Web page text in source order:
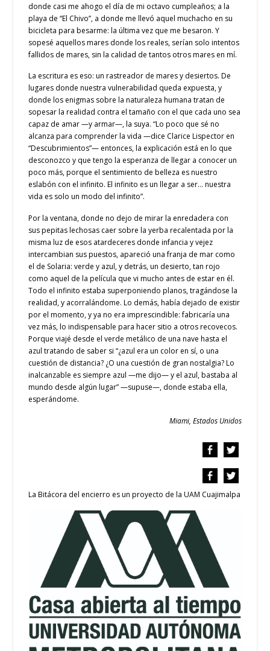
donde casi me ahogo el día de mi octavo cumpleaños; a la
playa de “El Chivo”, a donde me llevó aquel muchacho en su
bicicleta para besarme: la última vez que me besaron. Y
sopesé aquellos mares donde los reales, serían solo intentos
fallidos de mares, sin la calidad de tantos otros mares en mí.
La escritura es eso: un rastreador de mares y desiertos. De
lugares donde nuestra vulnerabilidad queda expuesta, y
donde los enigmas sobre la naturaleza humana tratan de
sopesar la realidad contra el tamaño con el que cada uno sea
capaz de amar —y armar—, la suya. “Lo poco que sé no
alcanza para comprender la vida —dice Clarice Lispector en
“Descubrimientos”— entonces, la explicación está en lo que
desconozco y que tengo la esperanza de llegar a conocer un
poco más, porque el sentimiento de belleza es nuestro
eslabón con el infinito. El infinito es un llegar a ser… nuestra
vida es solo un modo del infinito”.
Por la ventana, donde no dejo de mirar la enredadera con
sus pepitas lechosas caer sobre la yerba recalentada por la
misma luz de esos atardeceres donde infancia y vejez
intercambian sus puestos, apareció una franja de mar como
el de Solaria: verde y azul, y detrás, un desierto, tan rojo
como aquel de la película que vi mucho antes de estar en él.
Todo el infinito estaba superponiendo planos, tragándose la
realidad, y acorralándome. Lo demás, había dejado de existir
por el momento, y ya no era imprescindible: fabricaría una
vez más, lo indispensable para hacer sitio a otros recovecos.
Porque viajé desde el verde metálico de una nave hasta el
azul tratando de saber si “¿azul era un color en sí, o una
cuestión de distancia? ¿O una cuestión de gran nostalgia? Lo
inalcanzable es siempre azul —me dijo— y el azul, bastaba al
mundo desde algún lugar” —supuse—, donde estaba ella,
esperándome.
Miami, Estados Unidos
La Bitácora del encierro es un proyecto de la UAM Cuajimalpa